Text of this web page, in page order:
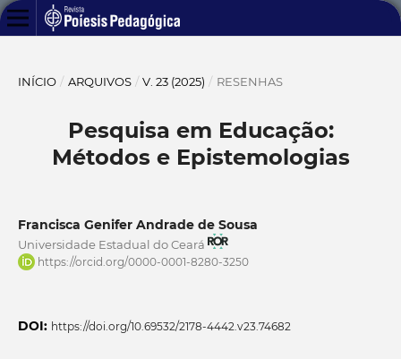
INÍCIO / ARQUIVOS / V. 23 (2025) / RESENHAS
Pesquisa em Educação:
Métodos e Epistemologias
Francisca Genifer Andrade de Sousa
Universidade Estadual do Ceará
https://orcid.org/0000-0001-8280-3250
DOI: https://doi.org/10.69532/2178-4442.v23.74682